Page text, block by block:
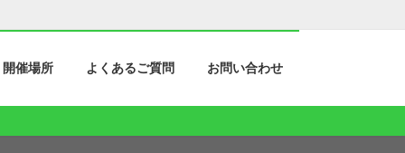
開催場所 よくあるご質問 お問い合わせ